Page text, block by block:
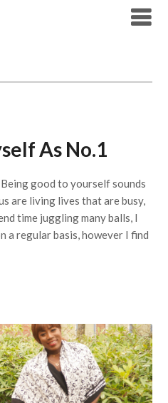
As No.1
good to yourself sounds
are living lives that are busy,
time juggling many balls, I
a regular basis, however I find